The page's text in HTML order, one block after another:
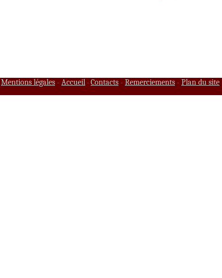
Mentions légales - Accueil - Contacts - Remerciements - Plan du site